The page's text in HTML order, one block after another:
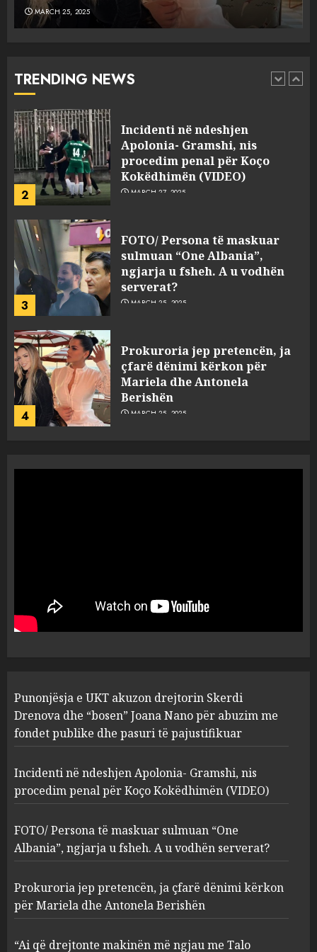
MARCH 25, 2025
TRENDING NEWS
1
Punonjësja e UKT akuzon
pasuri të pajustifikuar
2
Incidenti në ndeshjen
Apolonia- Gramshi, nis
procedim penal për Koço
Kokëdhimën (VIDEO)
MARCH 27, 2025
3
FOTO/ Persona të maskuar
sulmuan “One Albania”,
ngjarja u fsheh. A u vodhën
serverat?
MARCH 25, 2025
4
Prokuroria jep pretencën, ja
çfarë dënimi kërkon për
Mariela dhe Antonela
Berishën
MARCH 25, 2025
1
“bosen” Joana Nano për
abuzim me fondet publike dhe
pasuri të pajustifikuar
2
Apolonia- Gramshi, nis
procedim penal për Koço
Kokëdhimën (VIDEO)
MARCH 27, 2025
3
FOTO/ Persona të maskuar
sulmuan “One Albania”,
ngjarja u fsheh. A u vodhën
serverat?
MARCH 25, 2025
Prokuroria jep pretencën, ja
çfarë dënimi kërkon për
Punonjësja e UKT akuzon drejtorin Skerdi
Drenova dhe “bosen” Joana Nano për abuzim me
fondet publike dhe pasuri të pajustifikuar
Incidenti në ndeshjen Apolonia- Gramshi, nis
procedim penal për Koço Kokëdhimën (VIDEO)
FOTO/ Persona të maskuar sulmuan “One
Albania”, ngjarja u fsheh. A u vodhën serverat?
Prokuroria jep pretencën, ja çfarë dënimi kërkon
për Mariela dhe Antonela Berishën
“Ai që drejtonte makinën më ngjau me Talo